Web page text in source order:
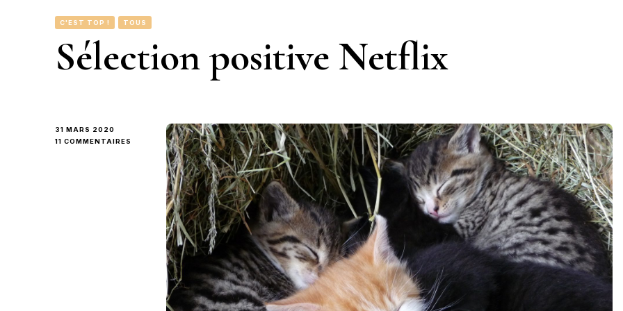
C'EST TOP ! TOUS
Sélection positive Netflix
31 MARS 2020
11 COMMENTAIRES
SÉLECTION
POSITIVE